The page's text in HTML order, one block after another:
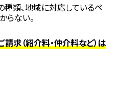
種類、地域に対応しているペ
らない。
求（紹介料・仲介料など）は